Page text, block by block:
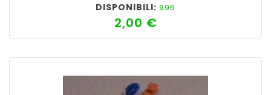
DISPONIBILI: 996
2,00 €Prezzo